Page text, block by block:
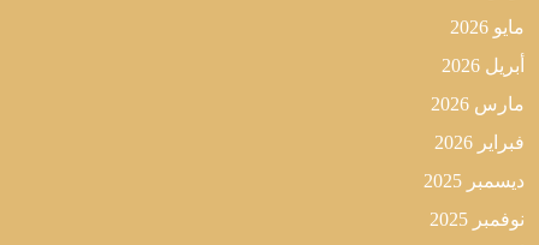
مايو 2026
أبريل 2026
مارس 2026
فبراير 2026
ديسمبر 2025
نوفمبر 2025